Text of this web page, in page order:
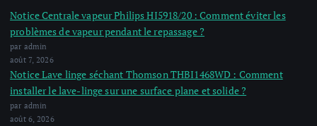
Notice Centrale vapeur Philips HI5918/20 : Comment éviter les
problèmes de vapeur pendant le repassage ?
par admin
août 7, 2026
Notice Lave linge séchant Thomson THBI1468WD : Comment
installer le lave-linge sur une surface plane et solide ?
par admin
août 6, 2026